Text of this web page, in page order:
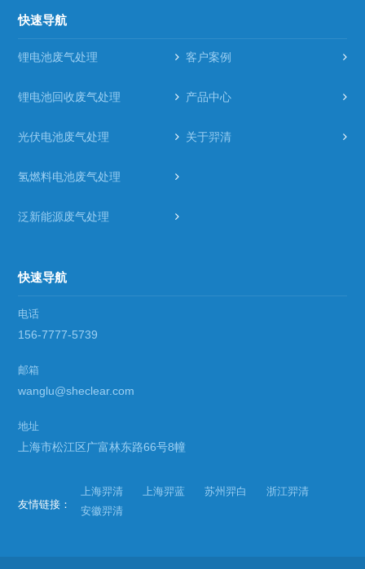
快速导航
锂电池废气处理 客户案例
锂电池回收废气处理 产品中心
光伏电池废气处理 关于羿清
氢燃料电池废气处理
泛新能源废气处理
快速导航
电话
156-7777-5739
邮箱
wanglu@sheclear.com
地址
上海市松江区广富林东路66号8幢
友情链接：
上海羿清 上海羿蓝 苏州羿白
浙江羿清
安徽羿清